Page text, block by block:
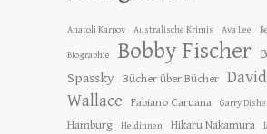
Anatoli Karpov Australische Krimis Ava Lee
Biographie Bobby Fischer
Spassky Bücher über Bücher
Wallace
Fabiano Caruana Garry
Hamburg
Heldinnen Hikaru Nakamura